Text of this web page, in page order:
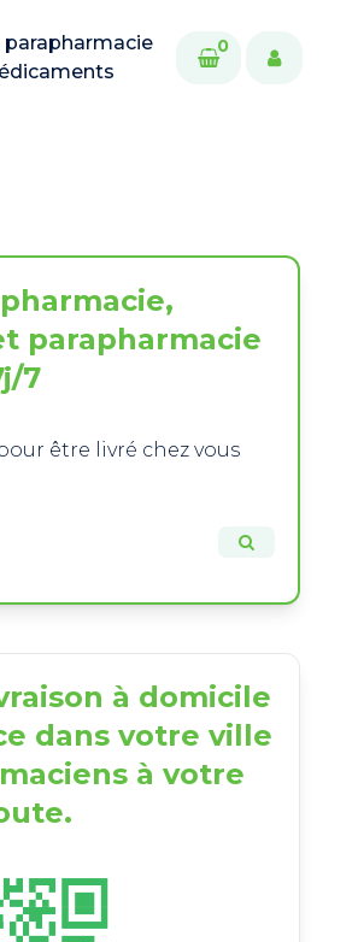
parapharmacie
0
parapharmacie
7
être livré chez vous
à domicile
dans votre ville
à votre